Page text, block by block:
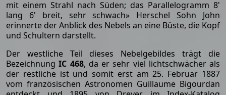
mit einem Strahl nach Süden; das Parallelogramm 8'
lang 6' breit, sehr schwach» Herschel Sohn John
erinnerte der Anblick des Nebels an eine Büste, die Kopf
und Schultern darstellt.
Der westliche Teil dieses Nebelgebildes trägt die
BezeichnungIC 468, da er sehr viel lichtschwächer als
der restliche ist und somit erst am 25. Februar 1887
vom französischen Astronomen Guillaume Bigourdan